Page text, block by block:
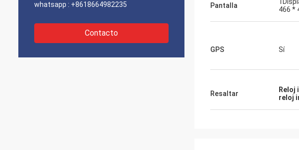
whatsapp : +8618664982235
Contacto
Pantalla
466 *
GPS Sí
Resaltar Reloj
reloj